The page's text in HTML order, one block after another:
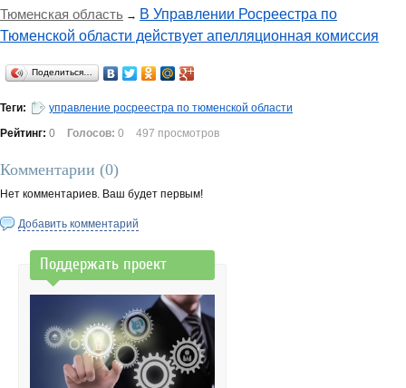
Тюменская область → В Управлении Росреестра по
Тюменской области действует апелляционная комиссия
Поделиться…
Теги:
управление росреестра по тюменской области
Рейтинг: 0 Голосов: 0 497 просмотров
Комментарии (0)
Нет комментариев. Ваш будет первым!
Добавить комментарий
Поддержать проект